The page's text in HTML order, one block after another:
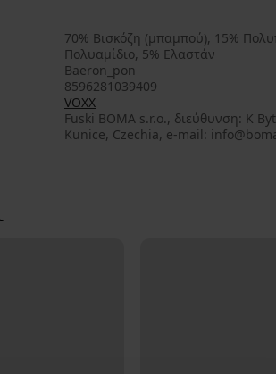
70% Βισκόζη (μπαμπού), 15%
Πολυαμίδιο, 5% Ελαστάν
Baeron_pon
8596281039409
VOXX
Fuski BOMA s.r.o., διεύθυνση: K
Kunice, Czechia, e-mail: